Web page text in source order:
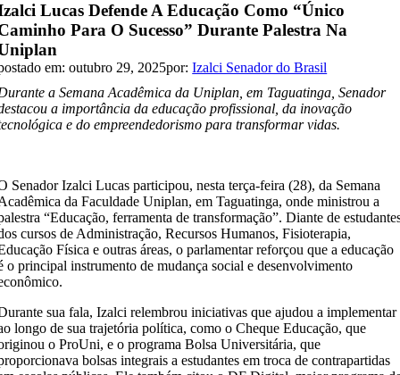
Lucas Defende A Educação Como “único
Para O Sucesso” Durante Palestra Na
em: outubro 29, 2025por:Izalci Senador do Brasil
a Semana Acadêmica da Uniplan, em Taguatinga, Senador
a importância da educação profissional, da inovação
e do empreendedorismo para transformar vidas.
Senador Izalci Lucas participou, nesta terça-feira (28), da Semana
da Faculdade Uniplan, em Taguatinga, onde ministrou a
“Educação, ferramenta de transformação”. Diante de
cursos de Administração, Recursos Humanos, Fisioterapia,
Física e outras áreas, o parlamentar reforçou que a educação
o principal instrumento de mudança social e desenvolvimento
sua fala, Izalci relembrou iniciativas que ajudou a implementar
longo de sua trajetória política, como o Cheque Educação, que
o ProUni, e o programa Bolsa Universitária, que
bolsas integrais a estudantes em troca de contrapartidas